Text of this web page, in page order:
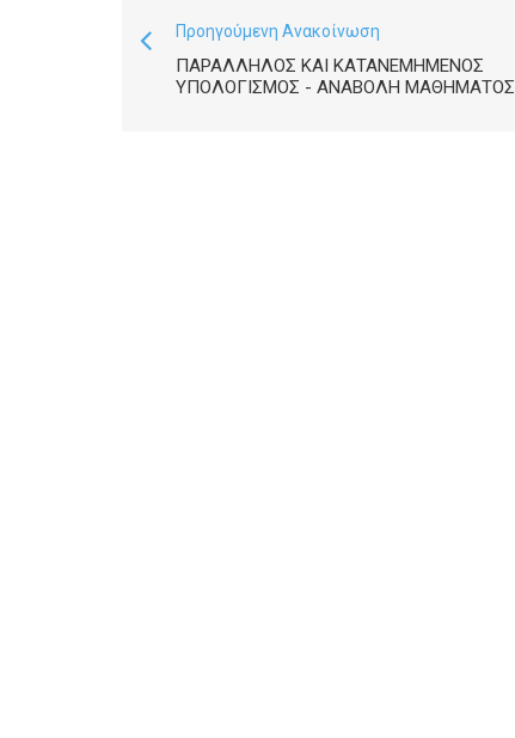
Προηγούμενη Ανακοίνωση
ΠΑΡΆΛΛΗΛΟΣ ΚΑΙ ΚΑΤΑΝΕΜΗΜΈΝΟΣ
ΥΠΟΛΟΓΙΣΜΌΣ - ΑΝΑΒΟΛΉ ΜΑΘΉΜΑΤΟΣ